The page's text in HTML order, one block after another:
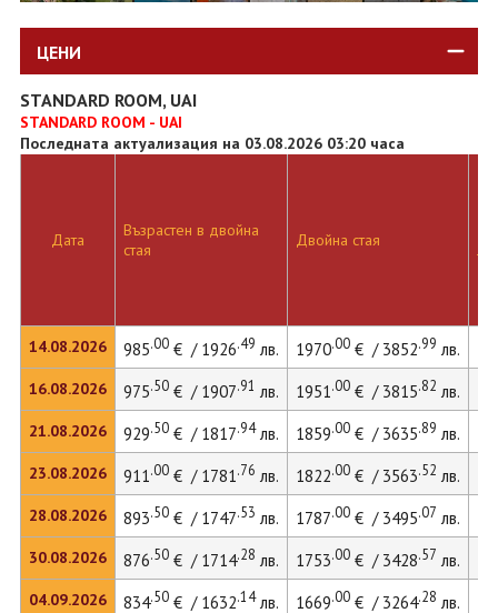
ЦЕНИ
STANDARD ROOM, UAI
STANDARD ROOM - UAI
Последната актуализация на 03.08.2026 03:20 часа
Дата
14.08.2026
16.08.2026
21.08.2026
23.08.2026
28.08.2026
30.08.2026
04.09.2026
Възрастен в двойна
стая
Двойна стая
985.00€ / 1926.49 лв. 1970.00€ / 3852.99 лв.
975.50€ / 1907.91 лв. 1951.00€ / 3815.82 лв.
929.50€ / 1817.94лв. 1859.00€ / 3635.89 лв.
911.00€ / 1781.76 лв. 1822.00€ / 3563.52 лв.
893.50€ / 1747.53 лв. 1787.00€ / 3495.07 лв.
876.50€ / 1714.28 лв. 1753.00€ / 3428.57 лв.
834.50€ / 1632.14лв. 1669.00€ / 3264.28 лв.